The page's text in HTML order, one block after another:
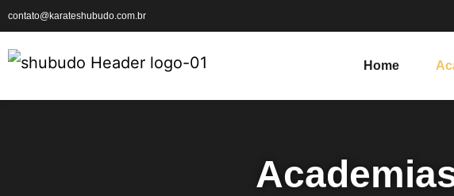
contato@karateshubudo.com.br
Home